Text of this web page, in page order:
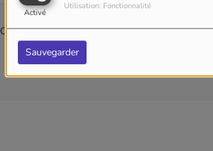
Activé
Utilisation: Fonctionnalité
Sauvegarder
Connectez-vous pour commenter cet article
SE CONNECTER